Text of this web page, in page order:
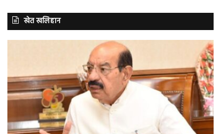
खेत खलिहान